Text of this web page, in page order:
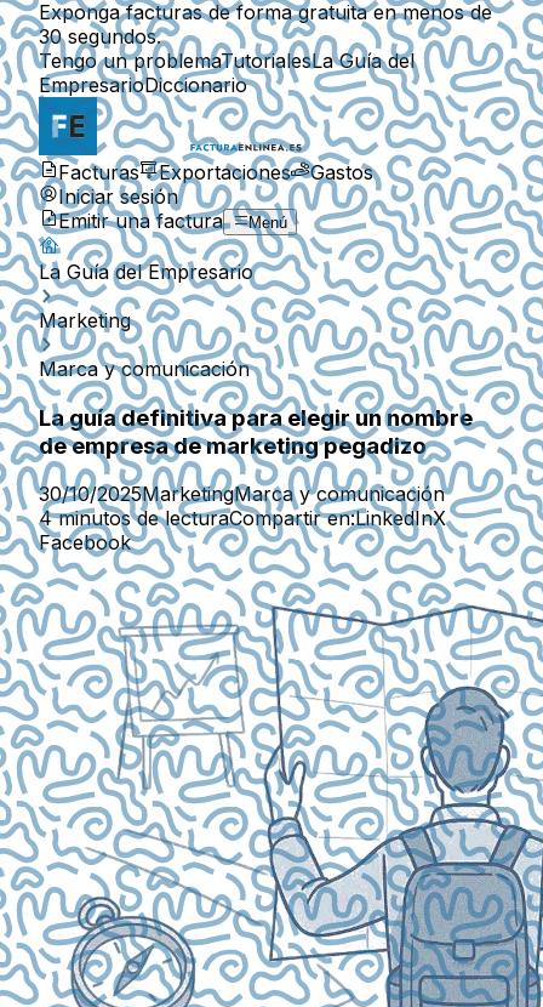
Exponga facturas de forma gratuita en menos de
30 segundos.
Tengo un problemaTutorialesLa Guía del
EmpresarioDiccionario
Facturas Exportaciones
Gastos
Iniciar sesión
Emitir una factura
Menú
La Guía del Empresario
Marketing
Marca y comunicación
La guía definitiva para elegir un nombre
de empresa de marketing pegadizo
30/10/2025MarketingMarca y comunicación
4 minutos de lecturaCompartir en:LinkedInX
Facebook